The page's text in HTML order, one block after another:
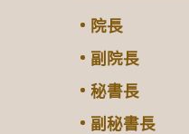
院長
副院長
秘書長
副秘書長